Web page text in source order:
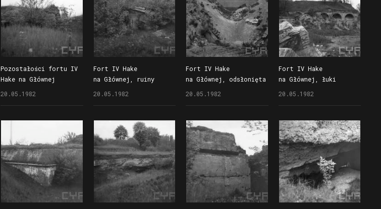
Pozostałości fortu IV
Hake na Głównej
20.05.1982
Fort IV Hake
na Głównej, ruiny
20.05.1982
Fort IV Hake
na Głównej, odsłonięta
20.05.1982
Fort IV Hake
na Głównej, łuki
20.05.1982